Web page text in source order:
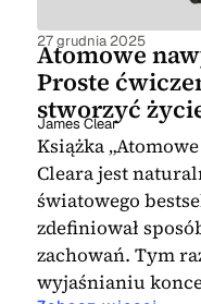
27 grudnia 2025
Atomowe
Proste
stworzyć
James Clear
Książka
Cleara jest
światowego
zdefiniował
zachowań. Tym
wyjaśnianiu